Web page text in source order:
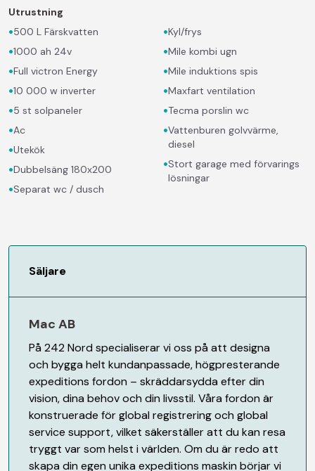
Utrustning
•500 L Färskvatten
•1000 ah 24v
•Full victron Energy
•10 000 w inverter
•5 st solpaneler
•Ac
•Utekök
•Dubbelsäng 180x200
•Separat wc / dusch
•Kyl/frys
•Mile kombi ugn
•Mile induktions spis
•Maxfart ventilation
•Tecma porslin wc
•Vattenburen golvvärme,
diesel
•Stort garage med förvarings
lösningar
Säljare
Mac AB
På 242 Nord specialiserar vi oss på att designa
och bygga helt kundanpassade, högpresterande
expeditions fordon – skräddarsydda efter din
vision, dina behov och din livsstil. Våra fordon är
konstruerade för global registrering och global
service support, vilket säkerställer att du kan resa
tryggt var som helst i världen. Om du är redo att
skapa din egen unika expeditions maskin börjar vi